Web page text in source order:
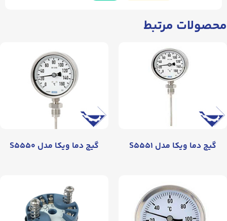
محصولات مرتبط
گیج دما ویکا مدل S۵۵۵۱ گیج دما ویکا مدل S۵۵۵۰